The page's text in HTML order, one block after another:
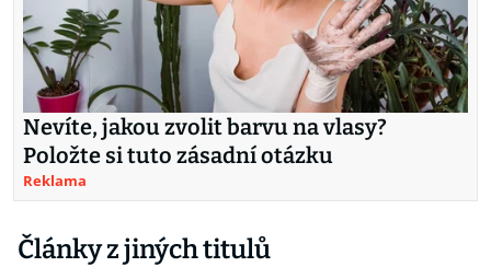
Nevíte, jakou zvolit barvu na vlasy?
Položte si tuto zásadní otázku
Reklama
Články z jiných titulů